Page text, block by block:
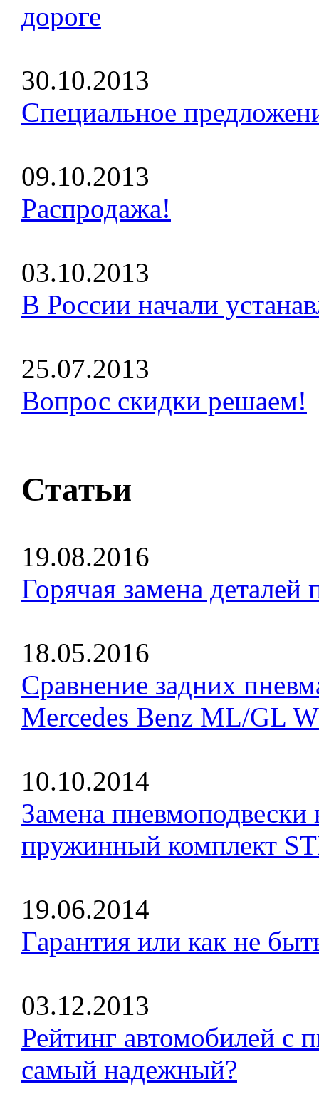
дороге
30.10.2013
Специальное
09.10.2013
Распродажа!
03.10.2013
В России начали
25.07.2013
Вопрос скидки решаем!
Статьи
19.08.2016
Горячая замена деталей
18.05.2016
Сравнение задних
Mercedes Benz ML/GL
10.10.2014
Замена
пружинный комплект
19.06.2014
Гарантия или как не
03.12.2013
Рейтинг автомобилей с
самый надежный?